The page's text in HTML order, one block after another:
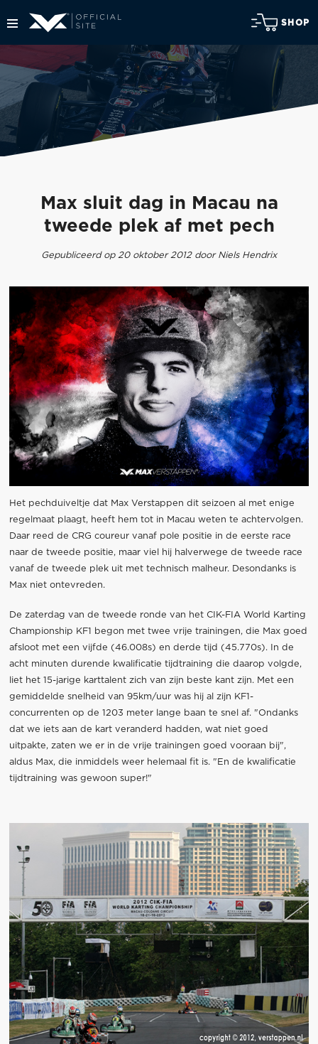
SHOP
Max sluit dag in Macau na
tweede plek af met pech
Gepubliceerd op 20 oktober 2012 door Niels Hendrix
Het pechduiveltje dat Max Verstappen dit seizoen al met enige
regelmaat plaagt, heeft hem tot in Macau weten te achtervolgen.
Daar reed de CRG coureur vanaf pole positie in de eerste race
naar de tweede positie, maar viel hij halverwege de tweede race
vanaf de tweede plek uit met technisch malheur. Desondanks is
Max niet ontevreden.
De zaterdag van de tweede ronde van het CIK-FIA World Karting
Championship KF1 begon met twee vrije trainingen, die Max goed
afsloot met een vijfde (46.008s) en derde tijd (45.770s). In de
acht minuten durende kwalificatie tijdtraining die daarop volgde,
liet het 15-jarige karttalent zich van zijn beste kant zijn. Met een
gemiddelde snelheid van 95km/uur was hij al zijn KF1-
concurrenten op de 1203 meter lange baan te snel af. "Ondanks
dat we iets aan de kart veranderd hadden, wat niet goed
uitpakte, zaten we er in de vrije trainingen goed vooraan bij",
aldus Max, die inmiddels weer helemaal fit is. "En de kwalificatie
tijdtraining was gewoon super!"